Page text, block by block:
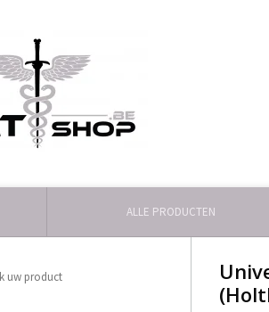
ALLE PRODUCTEN